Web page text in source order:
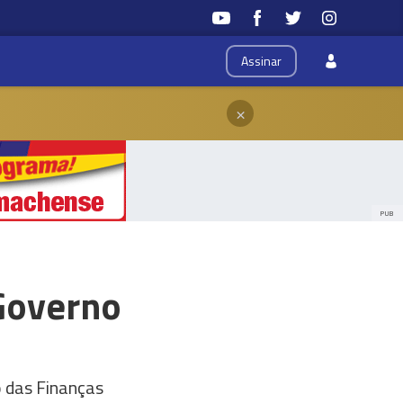
Assinar
×
PUB
Finanças